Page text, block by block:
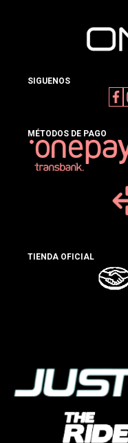
SIGUENOS
MÉTODOS DE PAGO
TIENDA OFICIAL